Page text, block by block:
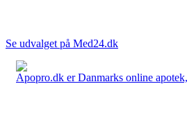
Se udvalget på Med24.dk
Apopro.dk er Danmarks online